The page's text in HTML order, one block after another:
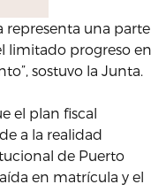
representa una parte
limitado progreso en
sostuvo la Junta.
el plan fiscal
a la realidad
de Puerto
en matrícula y el